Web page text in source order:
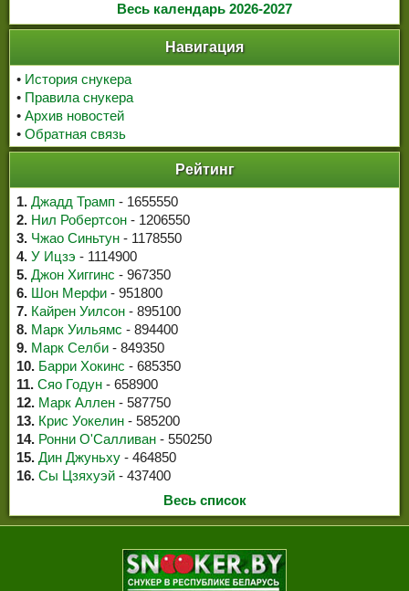
Весь календарь 2026-2027
Навигация
• История снукера
• Правила снукера
• Архив новостей
• Обратная связь
Рейтинг
1. Джадд Трамп - 1655550
2. Нил Робертсон - 1206550
3. Чжао Синьтун - 1178550
4. У Ицзэ - 1114900
5. Джон Хиггинс - 967350
6. Шон Мерфи - 951800
7. Кайрен Уилсон - 895100
8. Марк Уильямс - 894400
9. Марк Селби - 849350
10. Барри Хокинс - 685350
11. Сяо Годун - 658900
12. Марк Аллен - 587750
13. Крис Уокелин - 585200
14. Ронни О'Салливан - 550250
15. Дин Джуньху - 464850
16. Сы Цзяхуэй - 437400
Весь список